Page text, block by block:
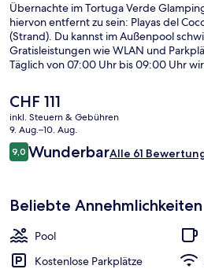
Übernachte im Tortuga Verde
hiervon entfernt zu sein: Playas del
(Strand). Du kannst im Außenpool
Gratisleistungen wie WLAN und
Täglich von 07:00 Uhr bis 09:00 Uhr
Der
aktuelle
Preis
beträgt
CHF 111.
CHF 111
inkl. Steuern & Gebühren
9. Aug.–10. Aug.
Bewertungen
9,09,0 von 10.
WunderbarAlle 61
Beliebte Annehmlichkeiten
Pool
Kostenlose Parkplätze